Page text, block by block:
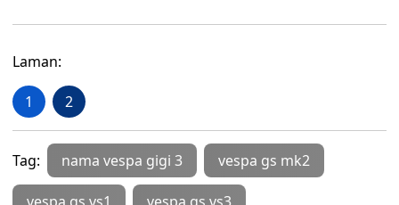
Laman:
1 2
Tag: nama vespa gigi 3 vespa gs mk2